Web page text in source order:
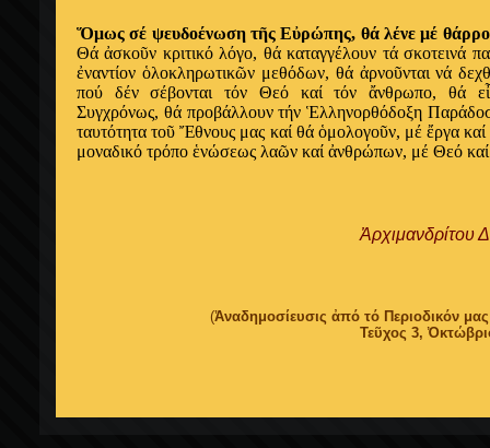
Ὅμως σέ ψευδοένωση τῆς Εὐρώπης, θά λένε μέ
Θά ἀσκοῦν κριτικό λόγο, θά καταγγέλουν τά σκοτεινά
ἐναντίον ὁλοκληρωτικῶν μεθόδων, θά ἀρνοῦνται νά
πού δέν σέβονται τόν Θεό καί τόν ἄνθρωπο, θά
Συγχρόνως, θά προβάλλουν τήν Ἑλληνορθόδοξη
ταυτότητα τοῦ Ἔθνους μας καί θά ὁμολογοῦν, μέ ἔργα
μοναδικό τρόπο ἑνώσεως λαῶν καί ἀνθρώπων, μέ Θεό καί
Ἀρχιμανδρίτου
(Ἀναδημοσίευσις ἀπό τό Περιοδικόν
Τεῦχος 3,